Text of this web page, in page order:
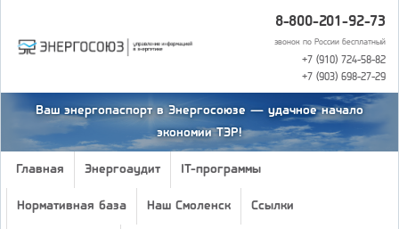
8-800-201-92-73
звонок по России бесплатный
+7 (910) 724-58-82
+7 (903) 698-27-29
Ваш энергопаспорт в Энергосоюзе — удачное начало
экономии ТЭР!
Главная Энергоаудит IT-программы
Нормативная база Наш Смоленск Ссылки